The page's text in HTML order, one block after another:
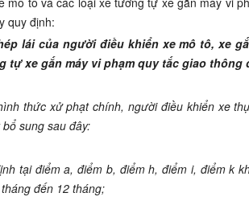
quy định:
lái của người điều khiển xe mô tô, xe
tự xe gắn máy vi phạm quy tắc giao thông
thức xử phạt chính, người điều khiển xe
sung sau đây:
tại điểm a, điểm b, điểm h, điểm i, điểm k
đến 12 tháng;